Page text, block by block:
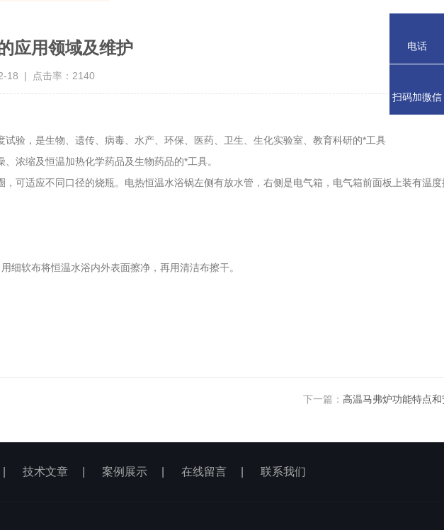
应用领域及维护
18 | 点击率：2140
验，是生物、遗传、病毒、水产、环保、医药、卫生、生化实验室、教育科研的*工具
浓缩及恒温加热化学药品及生物药品的*工具。
可适应不同口径的烧瓶。电热恒温水浴锅左侧有放水管，右侧是电气箱，电气箱前面板上装有温
细软布将恒温水浴内外表面擦净，再用清洁布擦干。
下一篇： 高温马弗炉功能特点
技术文章 案例展示 在线留言 联系我们
电话
扫码加微信